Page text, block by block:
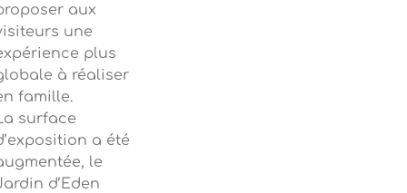
aux
une
plus
à réaliser
famille.
surface
a été
le
d’Eden